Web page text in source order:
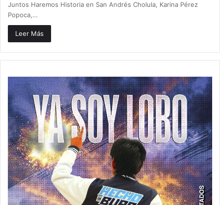
Juntos Haremos Historia en San Andrés Cholula, Karina Pérez
Popoca,…
Leer Más